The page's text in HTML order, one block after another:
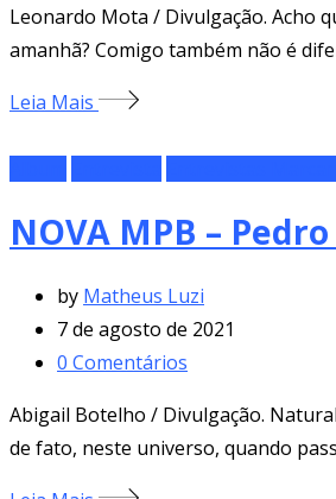
Leonardo Mota / Divulgação. Acho
amanhã? Comigo também não é
Leia Mais
NOVA MPB –
by Matheus Luzi
7 de agosto de 2021
0 Comentários
Abigail Botelho / Divulgação.
de fato, neste universo, quando